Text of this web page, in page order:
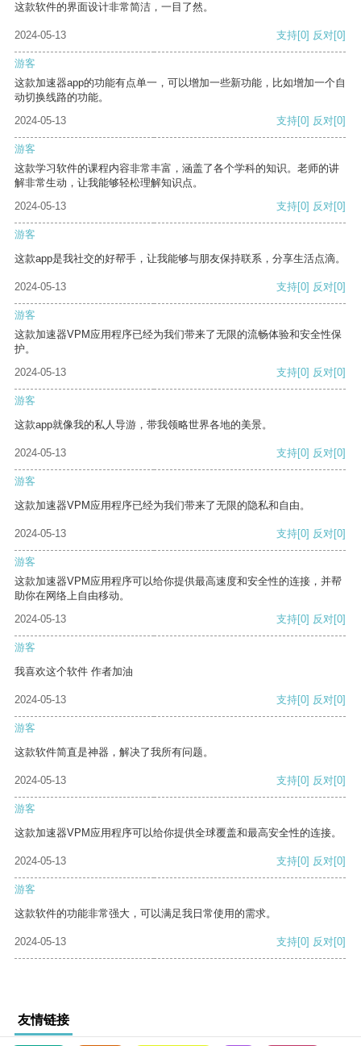
这款软件的界面设计非常简洁，一目了然。
2024-05-13 支持[0] 反对[0]
游客
这款加速器app的功能有点单一，可以增加一些新功能，比如增加一个自
动切换线路的功能。
2024-05-13
支持[0] 反对[0]
游客
这款学习软件的课程内容非常丰富，涵盖了各个学科的知识。老师的讲
解非常生动，让我能够轻松理解知识点。
2024-05-13
支持[0] 反对[0]
游客
这款app是我社交的好帮手，让我能够与朋友保持联系，分享生活点滴。
2024-05-13 支持[0] 反对[0]
游客
这款加速器VPM应用程序已经为我们带来了无限的流畅体验和安全性保
护。
2024-05-13
支持[0] 反对[0]
游客
这款app就像我的私人导游，带我领略世界各地的美景。
2024-05-13 支持[0] 反对[0]
游客
这款加速器VPM应用程序已经为我们带来了无限的隐私和自由。
2024-05-13 支持[0] 反对[0]
游客
这款加速器VPM应用程序可以给你提供最高速度和安全性的连接，并帮
助你在网络上自由移动。
2024-05-13
支持[0] 反对[0]
游客
我喜欢这个软件 作者加油
2024-05-13 支持[0] 反对[0]
游客
这款软件简直是神器，解决了我所有问题。
2024-05-13 支持[0] 反对[0]
游客
这款加速器VPM应用程序可以给你提供全球覆盖和最高安全性的连接。
2024-05-13 支持[0] 反对[0]
游客
这款软件的功能非常强大，可以满足我日常使用的需求。
2024-05-13 支持[0] 反对[0]
友情链接